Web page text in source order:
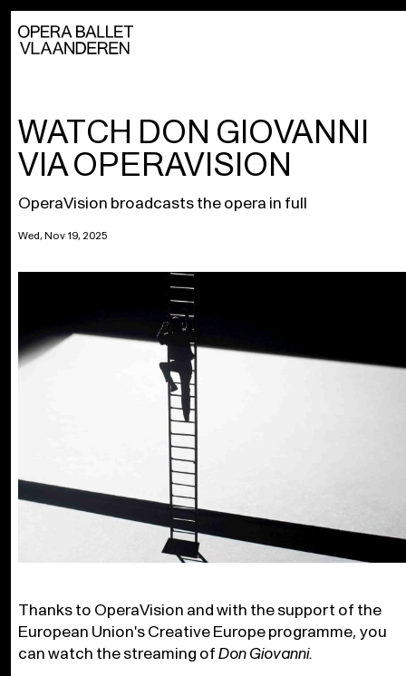
WATCH DON GIOVANNI
VIA OPERAVISION
OperaVision broadcasts the opera in full
Wed, Nov 19, 2025
Thanks to OperaVision and with the support of the
European Union's Creative Europe programme, you
can watch the streaming ofDon Giovanni.